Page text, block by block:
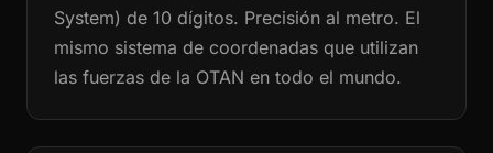
System) de 10 dígitos. Precisión al metro. El
mismo sistema de coordenadas que utilizan
las fuerzas de la OTAN en todo el mundo.